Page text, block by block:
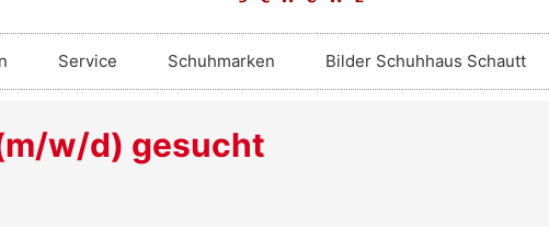
Service Schuhmarken Bilder Schuhhaus Schautt
w/d) gesucht